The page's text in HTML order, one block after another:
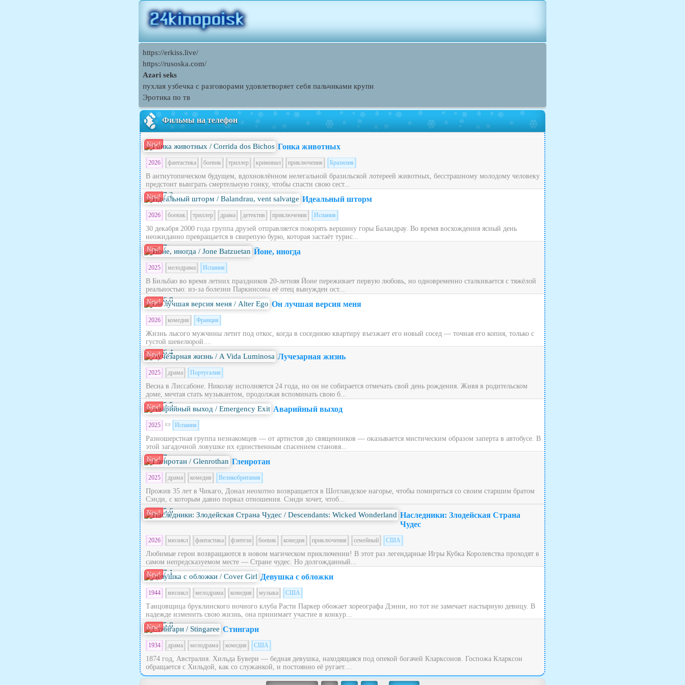
https://erkiss.live/
https://rusoska.com/
Azəri seks
пухлая узбечка с разговорами удовлетворяет себя пальчиками крупн
Эротика по тв
Фильмы на телефон
New! Гонка животных
2026 фантастика боевик триллер криминал приключения Бразилия
В антиутопическом будущем, вдохновлённом нелегальной бразильской лотереей животных, бесстрашному молодому человеку
предстоит выиграть смертельную гонку, чтобы спасти свою сест...
New! 7.2 Идеальный шторм
2026 боевик триллер драма детектив приключения Испания
30 декабря 2000 года группа друзей отправляется покорять вершину горы Баландрау. Во время восхождения ясный день
неожиданно превращается в свирепую бурю, которая застаёт турис...
New! 7 Йоне, иногда
2025 мелодрама Испания
В Бильбао во время летних праздников 20‑летняя Йоне переживает первую любовь, но одновременно сталкивается с тяжёлой
реальностью: из‑за болезни Паркинсона её отец вынужден ост...
New! 6.8 Он лучшая версия меня
2026 комедия Франция
Жизнь лысого мужчины летит под откос, когда в соседнюю квартиру въезжает его новый сосед — точная его копия, только с
густой шевелюрой....
New! 6.4 Лучезарная жизнь
2025 драма Португалия
Весна в Лиссабоне. Николау исполняется 24 года, но он не собирается отмечать свой день рождения. Живя в родительском
доме, мечтая стать музыкантом, продолжая вспоминать свою б...
New! 5.5 Аварийный выход
2025 Испания
Разношерстная группа незнакомцев — от артистов до священников — оказывается мистическим образом заперта в автобусе. В
этой загадочной ловушке их единственным спасением становя...
New! 7 Гленротан
2025 драма комедия Великобритания
Прожив 35 лет в Чикаго, Донал неохотно возвращается в Шотландское нагорье, чтобы помириться со своим старшим братом
Сэнди, с которым давно порвал отношения. Сэнди хочет, чтоб...
New! 5.6
Наследники: Злодейская Страна
Чудес
2026 мюзикл фантастика фэнтези боевик комедия приключения семейный США
Любимые герои возвращаются в новом магическом приключении! В этот раз легендарные Игры Кубка Королевства проходят в
самом непредсказуемом месте — Стране чудес. Но долгожданный...
New! 7.1 Девушка с обложки
1944 мюзикл мелодрама комедия музыка США
Танцовщица бруклинского ночного клуба Расти Паркер обожает хореографа Дэнни, но тот не замечает настырную девицу. В
надежде изменить свою жизнь, она принимает участие в конкур...
New! 5.8 Стингари
1934 драма мелодрама комедия США
1874 год, Австралия. Хильда Бувери — бедная девушка, находящаяся под опекой богачей Кларксонов. Госпожа Кларксон
обращается с Хильдой, как со служанкой, и постоянно её ругает....